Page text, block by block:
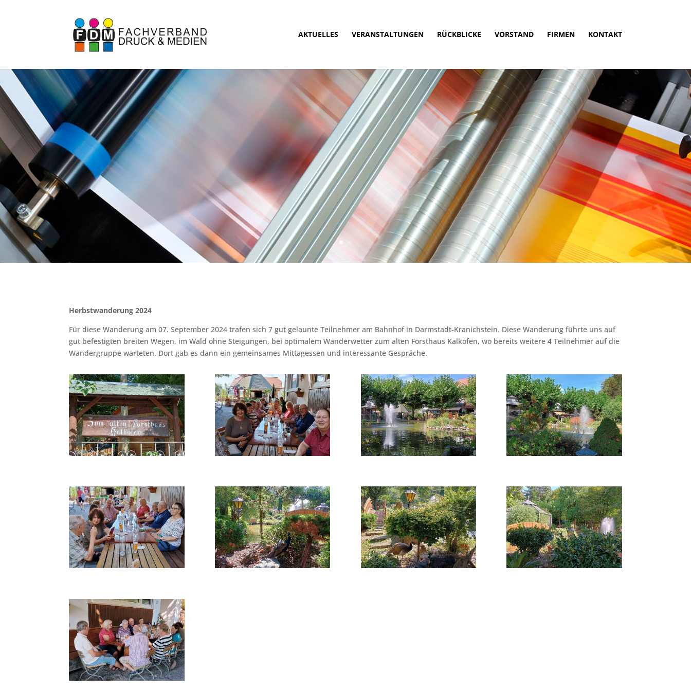
AKTUELLES VERANSTALTUNGEN RÜCKBLICKE VORSTAND FIRMEN KONTAKT
Herbstwanderung 2024
Für diese Wanderung am 07. September 2024 trafen sich 7 gut gelaunte Teilnehmer am Bahnhof in Darmstadt-Kranichstein. Diese Wanderung führte uns auf
gut befestigten breiten Wegen, im Wald ohne Steigungen, bei optimalem Wanderwetter zum alten Forsthaus Kalkofen, wo bereits weitere 4 Teilnehmer auf die
Wandergruppe warteten. Dort gab es dann ein gemeinsames Mittagessen und interessante Gespräche.